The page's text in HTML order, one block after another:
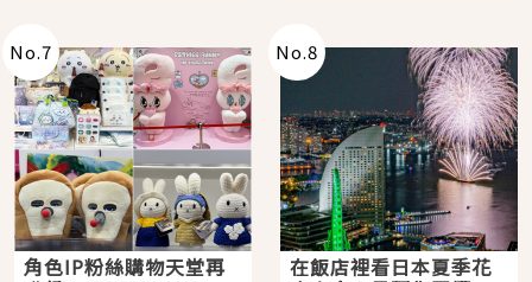
No.7
角色IP粉絲購物天堂再
No.8
在飯店裡看日本夏季花